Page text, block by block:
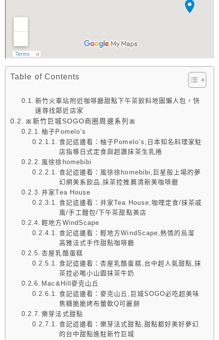
Table of Contents
新竹火車站附近咖啡廳甜點下午茶飲料地圖懶人包，快
速尋找鄰近店家
🎀新竹巨城SOGO商圈周邊系列🎀
柚子Pomelo’s
食記這邊看：柚子Pomelo’s,日本知名料理家駐
店指導日式定食與超讚抹茶生乳捲
風徐徐homebibi
食記這邊看：風徐徐homebibi,巨星般上場的夢
幻網美系飲品,抹茶控推薦清新美咖啡廳
井家Tea House
食記這邊看：井家Tea House,咖哩定食/抹茶戚
風/手工麵包/下午茶甜點美店
輕地方WindScape
食記這邊看：輕地方WindScape,熱情的烏溜
高雅法式手作甜點咖啡廳
杏屋乳酪蛋糕
食記這邊看：杏屋乳酪蛋糕,台中超人氣甜點,抹
茶控必喝小山園抹茶牛奶
Mac&Hill麥克山丘
食記這邊看：麥克山丘,巨城SOGO必吃超美味
焦糖脆脆烤布蕾軟Q可麗餅
樂芽法式甜點
食記這邊看：樂芽法式甜點,甜點都好美好夢幻
的台中甜點進駐新竹巨城